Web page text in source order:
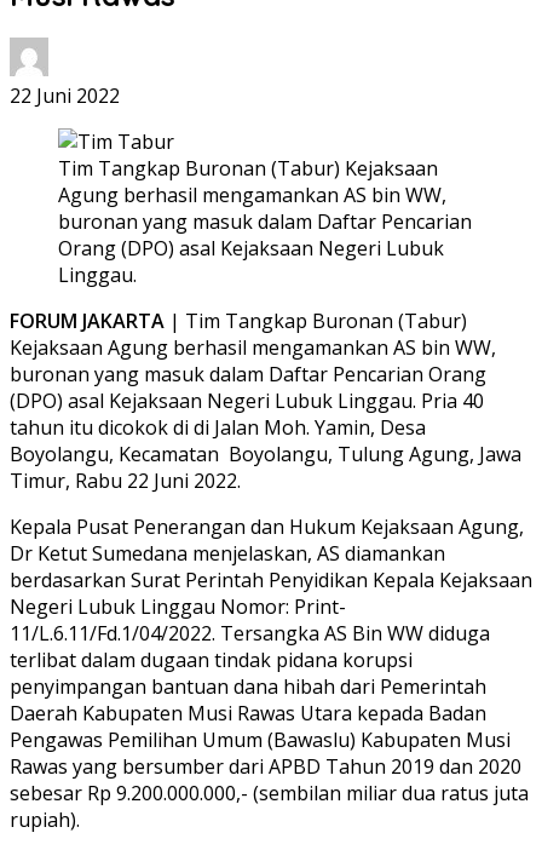
22 Juni 2022
Tim Tangkap Buronan (Tabur) Kejaksaan
Agung berhasil mengamankan AS bin WW,
buronan yang masuk dalam Daftar Pencarian
Orang (DPO) asal Kejaksaan Negeri Lubuk
Linggau.
FORUM JAKARTA | Tim Tangkap Buronan (Tabur)
Kejaksaan Agung berhasil mengamankan AS bin WW,
buronan yang masuk dalam Daftar Pencarian Orang
(DPO) asal Kejaksaan Negeri Lubuk Linggau. Pria 40
tahun itu dicokok di di Jalan Moh. Yamin, Desa
Boyolangu, Kecamatan Boyolangu, Tulung Agung, Jawa
Timur, Rabu 22 Juni 2022.
Kepala Pusat Penerangan dan Hukum Kejaksaan Agung,
Dr Ketut Sumedana menjelaskan, AS diamankan
berdasarkan Surat Perintah Penyidikan Kepala Kejaksaan
Negeri Lubuk Linggau Nomor: Print-
11/L.6.11/Fd.1/04/2022. Tersangka AS Bin WW diduga
terlibat dalam dugaan tindak pidana korupsi
penyimpangan bantuan dana hibah dari Pemerintah
Daerah Kabupaten Musi Rawas Utara kepada Badan
Pengawas Pemilihan Umum (Bawaslu) Kabupaten Musi
Rawas yang bersumber dari APBD Tahun 2019 dan 2020
sebesar Rp 9.200.000.000,- (sembilan miliar dua ratus juta
rupiah).